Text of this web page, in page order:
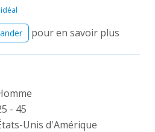
pour en savoir plus
- 45
Unis d'Amérique